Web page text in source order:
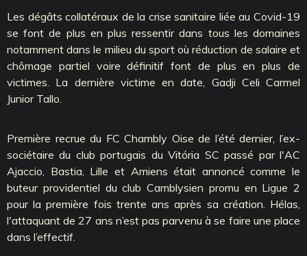
Les dégâts collatéraux de la crise sanitaire liée au Covid-19
se font de plus en plus ressentir dans tous les domaines
notamment dans le milieu du sport où réduction de salaire et
chômage partiel voire définitif font de plus en plus de
victimes. La dernière victime en date, Gadji Celi Carmel
Junior Tallo.
Première recrue du FC Chambly Oise de l’été dernier, l’ex-
sociétaire du club portugais du Vitória SC passé par l'AC
Ajaccio, Bastia, Lille et Amiens était annoncé comme le
buteur providentiel du club Camblysien promu en Ligue 2
pour la première fois trente ans après sa création. Hélas,
l'attaquant de 27 ans n’est pas parvenu à se faire une place
dans l’effectif.